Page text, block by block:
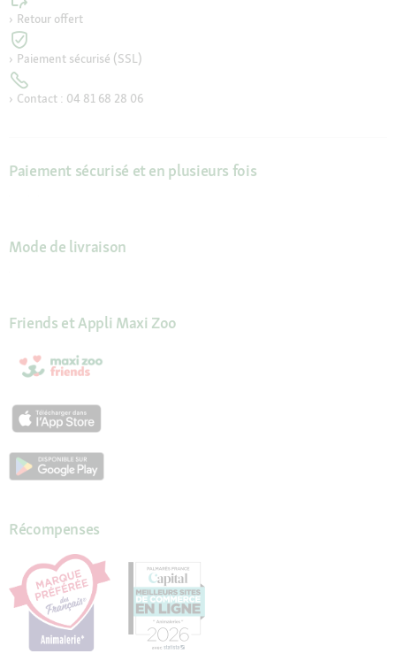
Retour offert
Paiement sécurisé (SSL)
Contact : 04 81 68 28 06
Paiement sécurisé et en plusieurs fois
Mode de livraison
Friends et Appli Maxi Zoo
Récompenses